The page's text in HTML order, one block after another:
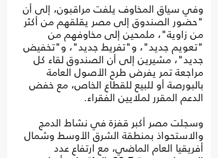
وفي سياق المخاوف يلفت مراقبون، إلى أن
"حضور الصندوق إلى مصر يقلقهم من أكثر
من زاوية"، ملمحين إلى مخاوفهم من
"تعويم جديد"، و"تفريط جديد"، و"تخفيض
جديد"، مشيرين إلى أن الصندوق لقاء كل
مراجعة تمر يفرض طرح الأصول العامة
بالبورصة أو للبيع للقطاع الخاص، مع خفض
الدعم المقرر لملايين الفقراء.
وسجلت مصر أكبر قفزة في نشاط الدمج
والاستحواذ بمنطقة الشرق الأوسط وشمال
أفريقيا العام الماضي، مع ارتفاع عدد